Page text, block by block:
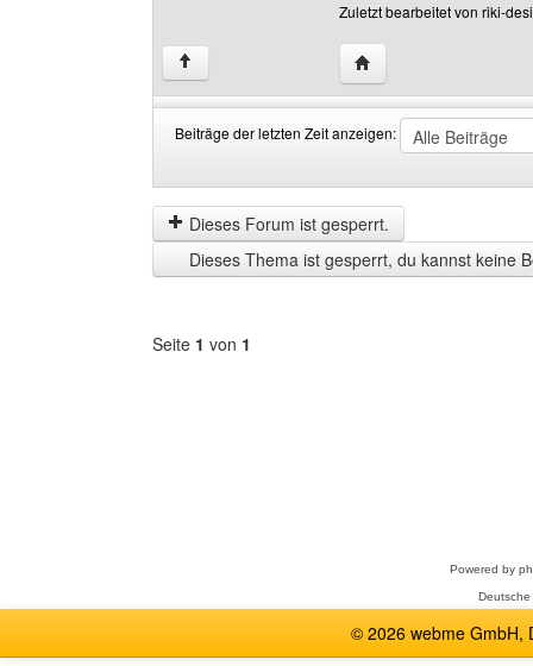
Zuletzt bearbeitet von riki-
↑ Website dieses
Beiträge der letzten Zeit anzeigen:
der
letzten
Zeit
anzeigen
by
Dieses Forum ist gesperrt.
Dieses Thema ist gesperrt, du kannst keine
Seite 1 von 1
Powered by
© 2026 webme GmbH,